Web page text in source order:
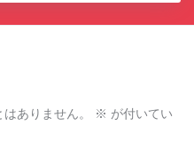
ありません。 ※ が付いてい